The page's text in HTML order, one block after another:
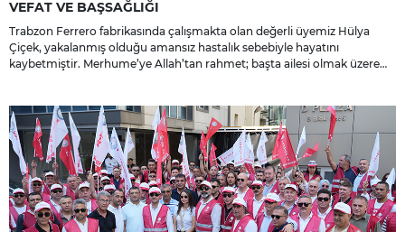
VEFAT VE BAŞSAĞLIĞI
Trabzon Ferrero fabrikasında çalışmakta olan değerli üyemiz Hülya
Çiçek, yakalanmış olduğu amansız hastalık sebebiyle hayatını
kaybetmiştir. Merhume’ye Allah’tan rahmet; başta ailesi olmak üzere